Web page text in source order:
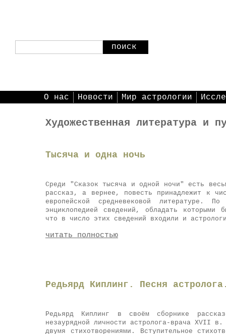
поиск
О нас Новости Мир астрологии
Художественная литература и
Тысяча и одна ночь
Среди "Сказок тысяча и одной ночи" есть
рассказ, а вернее, повесть принадлежит к
европейской средневековой литературе.
энциклопедией сведений, обладать которыми
что в число этих сведений входили и
читать полностью
Редьярд Киплинг. Песня
Редьярд Киплинг в своём сборнике
незаурядной личности астролога-врача XVII
двумя стихотворениями. Вступительное